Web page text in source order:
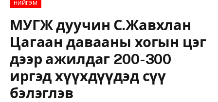
НИЙГЭМ
МУГЖ дуучин С.Жавхлан
Цагаан давааны хогын цэг
дээр ажилдаг 200-300
иргэд хүүхдүүдэд сүү
бэлэглэв